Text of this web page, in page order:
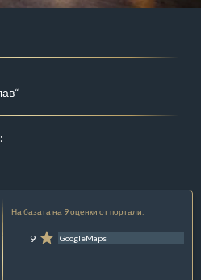
На базата на 9 оценки от портали:
9 GoogleMaps